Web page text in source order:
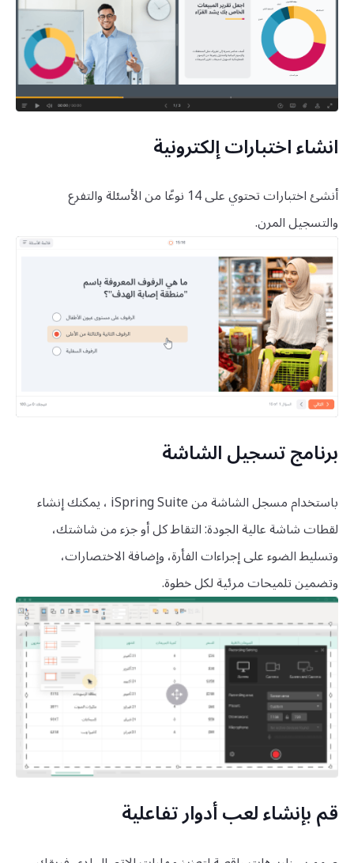
انشاء اختبارات إلكترونية
أنشئ اختبارات تحتوي على 14 نوعًا من الأسئلة والتفرع
والتسجيل المرن.
برنامج تسجيل الشاشة
باستخدام مسجل الشاشة من iSpring Suite ، يمكنك إنشاء
لقطات شاشة عالية الجودة: التقاط كل أو جزء من شاشتك،
وتسليط الضوء على إجراءات الفأرة، وإضافة الاختصارات،
وتضمين تلميحات مرئية لكل خطوة.
قم بإنشاء لعب أدوار تفاعلية